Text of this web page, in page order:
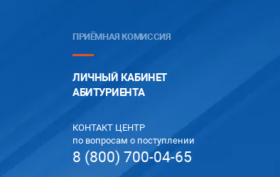
ПРИЁМНАЯ КОМИССИЯ
ЛИЧНЫЙ КАБИНЕТ
АБИТУРИЕНТА
КОНТАКТ ЦЕНТР
по вопросам о поступлении
8 (800) 700-04-65